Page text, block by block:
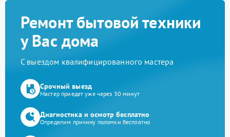
Ремонт бытовой техники
у Вас дома
С выездом квалифицированного мастера
Срочный выезд
Мастер приедет уже через 30 минут
Диагностика и осмотр бесплатно
Определим причину поломки бесплатно